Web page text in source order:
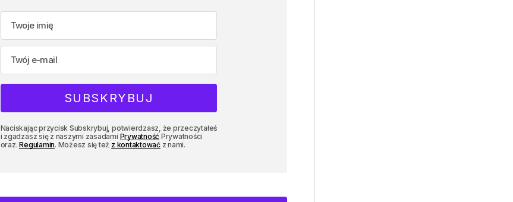
Naciskając przycisk Subskrybuj, potwierdzasz, że przeczytałeś
i zgadzasz się z naszymi zasadami Prywatność Prywatności
oraz.Regulamin. Możesz się też z kontaktowaćz nami.